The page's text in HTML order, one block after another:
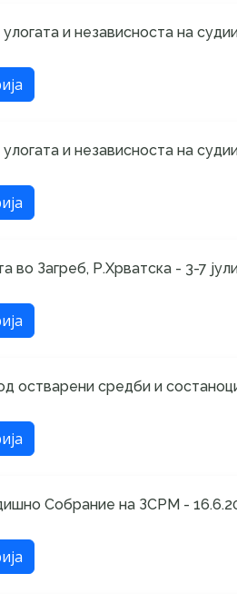
улогата и независноста на
улогата и независноста на
во Загреб, Р.Хрватска - 3-7
остварени средби и
Собрание на ЗСРМ -